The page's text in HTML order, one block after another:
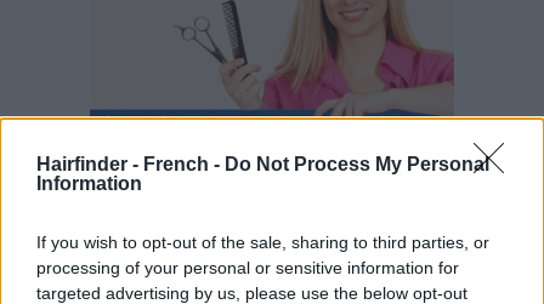
Hairfinder - French - Do Not Process My Personal
Information
If you wish to opt-out of the sale, sharing to third parties, or
processing of your personal or sensitive information for
targeted advertising by us, please use the below opt-out